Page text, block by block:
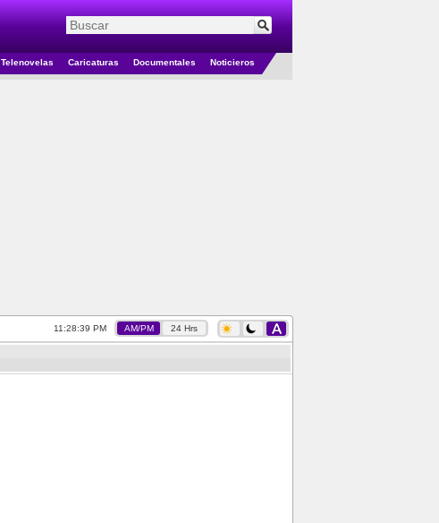
Telenovelas Caricaturas Documentales Noticieros
11:28:40 PM AM/PM 24 Hrs